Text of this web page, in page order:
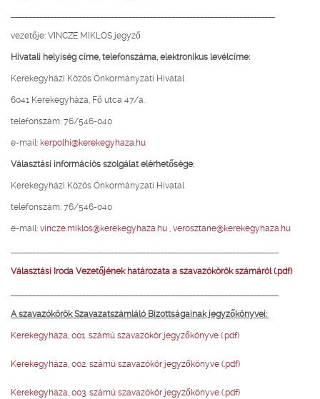
vezetője: VINCZE MIKLÓS jegyző
Hivatali helyiség címe, telefonszáma, elektronikus levélcíme:
Kerekegyházi Közös Önkormányzati Hivatal
6041 Kerekegyháza, Fő utca 47/a.
telefonszám: 76/546-040
e-mail: kerpolhi@kerekegyhaza.hu
Választási információs szolgálat elérhetősége:
Kerekegyházi Közös Önkormányzati Hivatal
telefonszám: 76/546-040
e-mail: vincze.miklos@kerekegyhaza.hu verosztane@kerekegyhaza.hu
Választási Iroda Vezetőjének határozata a szavazókörök számáról (.pdf)
A szavazókörök Szavazatszámláló Bizottságainak jegyzőkönyvei:
Kerekegyháza, 001. számú szavazókör jegyzőkönyve (.pdf)
Kerekegyháza, 002. számú szavazókör jegyzőkönyve (.pdf)
Kerekegyháza, 003. számú szavazókör jegyzőkönyve (.pdf)